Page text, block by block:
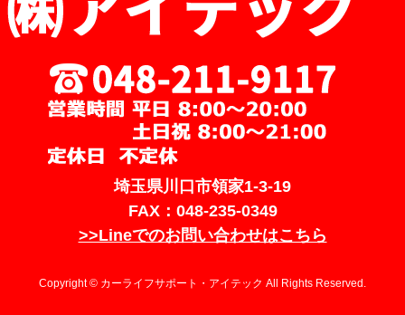
埼玉県川口市領家1-3-19
FAX：048-235-0349
>>Lineでのお問い合わせはこちら
Copyright © カーライフサポート・アイテック All Rights Reserved.